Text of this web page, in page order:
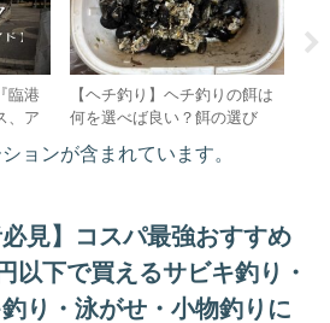
臨港
、ア
、駐
【ヘチ釣り】ヘチ釣りの餌は
何を選べば良い？餌の選び
説！
ョンが含まれています。
必見】コスパ最強おすすめ
以下で買えるサビキ釣り・
り・泳がせ・小物釣りに